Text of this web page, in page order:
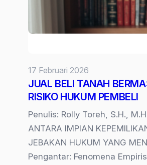
17 Februari 2026
JUAL BELI TANAH
RISIKO HUKUM PEMBELI
Penulis: Rolly Toreh, S.H.,
ANTARA IMPIAN
JEBAKAN HUKUM YANG
Pengantar: Fenomena